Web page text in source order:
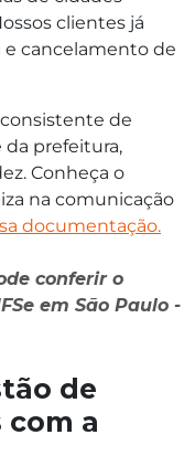
clientes já
e cancelamento de
de
prefeitura,
Conheça o
na comunicação
documentação.
conferir o
em São Paulo -
de
a